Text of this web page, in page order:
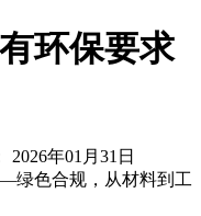
环保要求
年01月31日
绿色合规，从材料到工